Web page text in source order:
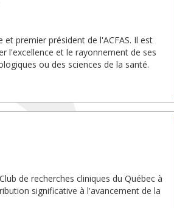
premier président de l'ACFAS. Il est
l'excellence et le rayonnement de ses
ou des sciences de la santé.
de recherches cliniques du Québec à
significative à l'avancement de la